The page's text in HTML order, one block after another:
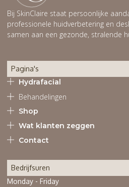
Bij SkinClaire staat persoonlijke
professionele huidverbetering en
samen aan een gezonde, stralende
Pagina's
Hydrafacial
Behandelingen
Shop
Wat klanten zeggen
Contact
Bedrijfsuren
Monday - Friday